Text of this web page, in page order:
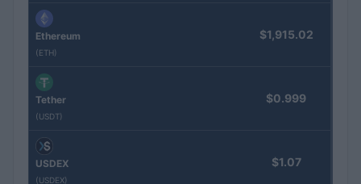
Ethereum
(ETH)
$1,915.02
Tether
(USDT)
$0.999
USDEX
(USDEX)
$1.07